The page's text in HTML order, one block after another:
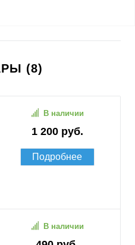
(8)
1 200 руб.
В наличии
Подробнее
В наличии